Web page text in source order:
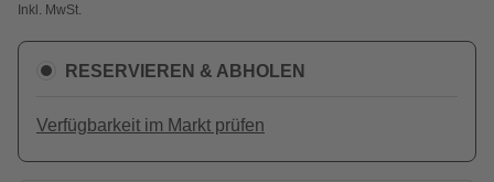
Inkl. MwSt.
RESERVIEREN & ABHOLEN
Verfügbarkeit im Markt prüfen